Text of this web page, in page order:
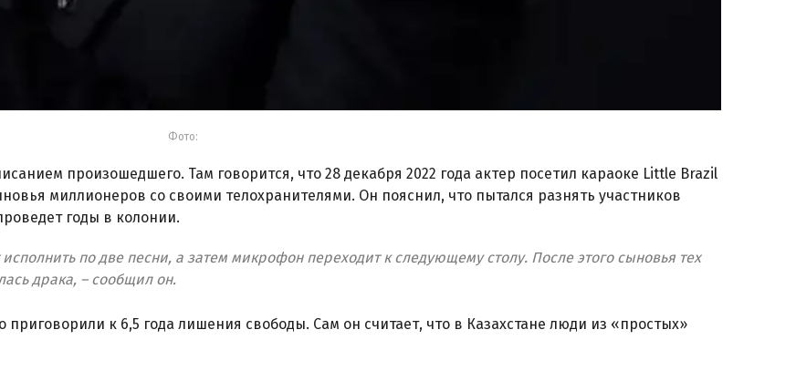
Фото:
произошедшего. Там говорится, что 28 декабря 2022 года актер посетил караоке Little Brazil
миллионеров со своими телохранителями. Он пояснил, что пытался разнять участников
годы в колонии.
по две песни, а затем микрофон переходит к следующему столу. После этого сыновья тех
драка, – сообщил он.
приговорили к 6,5 года лишения свободы. Сам он считает, что в Казахстане люди из «простых»